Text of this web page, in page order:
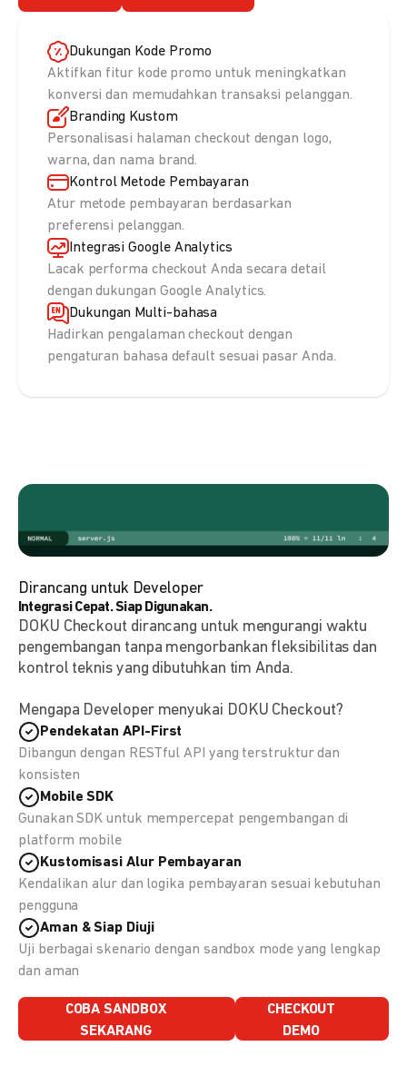
Dukungan Kode Promo
Aktifkan fitur kode promo untuk meningkatkan
konversi dan memudahkan transaksi pelanggan.
Branding Kustom
Personalisasi halaman checkout dengan logo,
warna, dan nama brand.
Kontrol Metode Pembayaran
Atur metode pembayaran berdasarkan
preferensi pelanggan.
Integrasi Google Analytics
Lacak performa checkout Anda secara detail
dengan dukungan Google Analytics.
Dukungan Multi-bahasa
Hadirkan pengalaman checkout dengan
pengaturan bahasa default sesuai pasar Anda.
Dirancang untuk Developer
Integrasi Cepat. Siap Digunakan.
DOKU Checkout dirancang untuk mengurangi waktu
pengembangan tanpa mengorbankan fleksibilitas dan
kontrol teknis yang dibutuhkan tim Anda.
Mengapa Developer menyukai DOKU Checkout?
Pendekatan API-First
Dibangun dengan RESTful API yang terstruktur dan
konsisten
Mobile SDK
Gunakan SDK untuk mempercepat pengembangan di
platform mobile
Kustomisasi Alur Pembayaran
Kendalikan alur dan logika pembayaran sesuai kebutuhan
pengguna
Aman & Siap Diuji
Uji berbagai skenario dengan sandbox mode yang lengkap
dan aman
COBA SANDBOX
SEKARANG
CHECKOUT
DEMO